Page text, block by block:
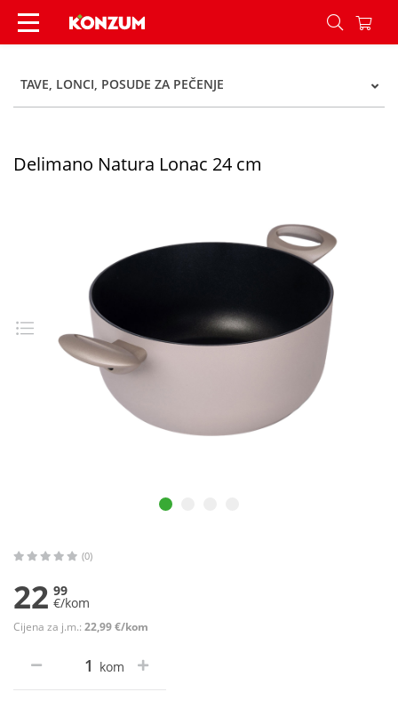
Delimano Natura Lonac 24 cm - Konzum
TAVE, LONCI, POSUDE ZA PEČENJE
Delimano Natura Lonac 24 cm
(0)
22 99
€/kom
Cijena za j.m.: 22,99 €/kom
kom